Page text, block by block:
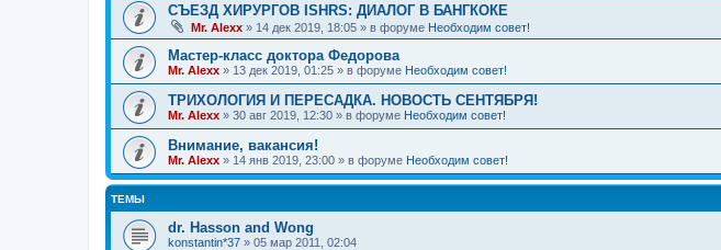
СЪЕЗД ХИРУРГОВ ISHRS: ДИАЛОГ В БАНГКОКЕ
Mr. Alexx » 14 дек 2019, 18:05 » в форуме Необходим совет!
Мастер-класс доктора Федорова
Mr. Alexx » 13 дек 2019, 01:25 » в форуме Необходим совет!
ТРИХОЛОГИЯ И ПЕРЕСАДКА. НОВОСТЬ СЕНТЯБРЯ!
Mr. Alexx » 30 авг 2019, 12:30 » в форуме Необходим совет!
Внимание, вакансия!
Mr. Alexx » 14 янв 2019, 23:00 » в форуме Необходим совет!
ТЕМЫ
dr. Hasson and Wong
konstantin*37 » 05 мар 2011, 02:04